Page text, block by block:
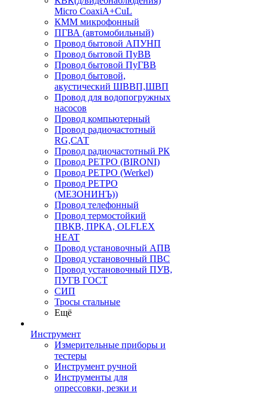
Micro CoaxiA+CuL
КММ микрофонный
ПГВА (автомобильный)
Провод бытовой АПУНП
Провод бытовой ПуВВ
Провод бытовой ПуГВВ
Провод бытовой,
акустический ШВВП,ШВП
Провод для водопогружных
насосов
Провод компьютерный
Провод радиочастотный
RG,САТ
Провод радиочастотный РК
Провод РЕТРО (BIRONI)
Провод РЕТРО (Werkel)
Провод РЕТРО
(МЕЗОНИНЪ))
Провод телефонный
Провод термостойкий
ПВКВ, ПРКА, OLFLEX
HEAT
Провод установочный АПВ
Провод установочный ПВС
Провод установочный ПУВ,
ПУГВ ГОСТ
СИП
Тросы стальные
Ещё
Инструмент
Измерительные приборы и
тестеры
Инструмент ручной
Инструменты для
опрессовки, резки и